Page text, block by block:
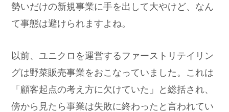
勢いだけの新規事業に手を出して大やけど、なん
て事態は避けられますよね。
以前、ユニクロを運営するファーストリテイリン
グは野菜販売事業をおこなっていました。これは
「顧客起点の考え方に欠けていた」と総括され、
傍から見たら事業は失敗に終わったと言われてい